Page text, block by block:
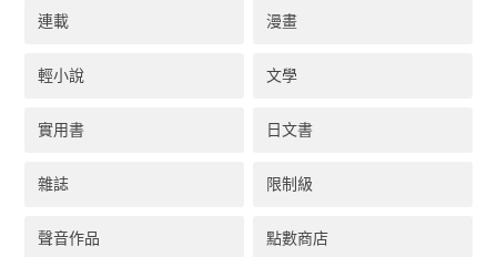
連載 漫畫
輕小說 文學
實用書 日文書
雜誌 限制級
聲音作品 點數商店